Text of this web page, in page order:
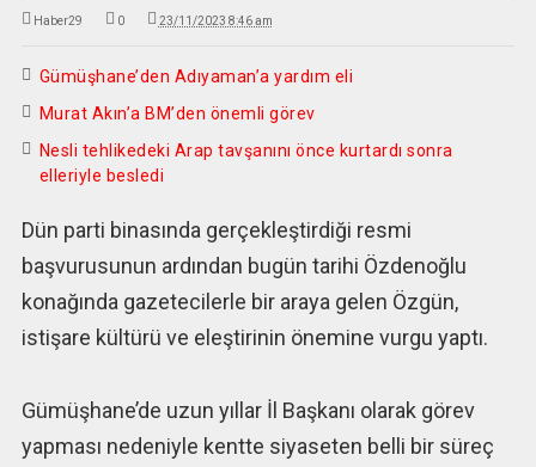
Haber29 0 23/11/2023 8:46 am
Gümüşhane’den Adıyaman’a yardım eli
Murat Akın’a BM’den önemli görev
Nesli tehlikedeki Arap tavşanını önce kurtardı sonra
elleriyle besledi
Dün parti binasında gerçekleştirdiği resmi
başvurusunun ardından bugün tarihi Özdenoğlu
konağında gazetecilerle bir araya gelen Özgün,
istişare kültürü ve eleştirinin önemine vurgu yaptı.
Gümüşhane’de uzun yıllar İl Başkanı olarak görev
yapması nedeniyle kentte siyaseten belli bir süreç